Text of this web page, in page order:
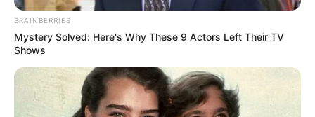
BRAINBERRIES
Mystery Solved: Here's Why These 9 Actors Left Their TV
Shows